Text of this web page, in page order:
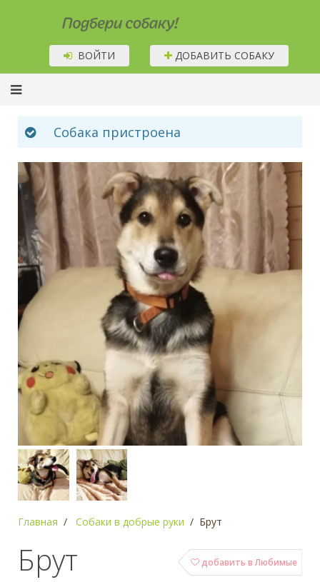
Подбери собаку!
ВОЙТИ ДОБАВИТЬ СОБАКУ
Собака пристроена
Главная Собаки в добрые руки Брут
добавить в Любимые
Брут